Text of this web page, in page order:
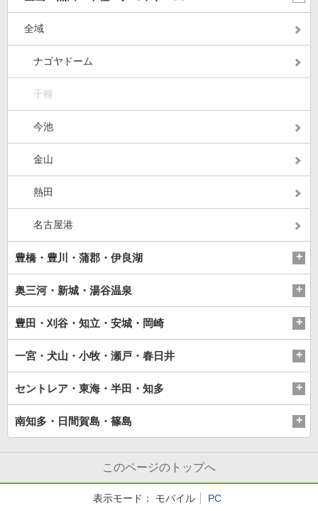
全域
ナゴヤドーム
千種
今池
金山
熱田
名古屋港
豊橋・豊川・蒲郡・伊良湖
奥三河・新城・湯谷温泉
豊田・刈谷・知立・安城・岡崎
一宮・犬山・小牧・瀬戸・春日井
セントレア・東海・半田・知多
南知多・日間賀島・篠島
このページのトップへ
表示モード： モバイル PC